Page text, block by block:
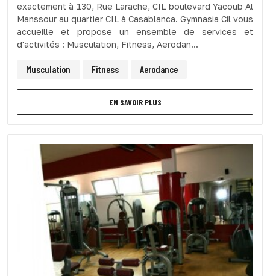
exactement à 130, Rue Larache, CIL boulevard Yacoub Al
Manssour au quartier CIL à Casablanca. Gymnasia Cil vous
accueille et propose un ensemble de services et
d'activités : Musculation, Fitness, Aerodan...
Musculation Fitness Aerodance
EN SAVOIR PLUS